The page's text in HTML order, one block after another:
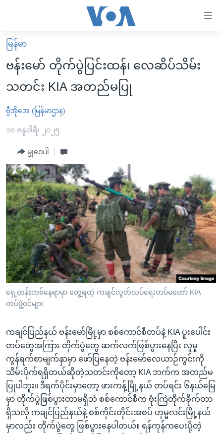
လွယ်ကူ
စေ
များ
ပင်မ
ကျော်
ကြည့်
ရန်
ပင်မ
အ
ညွန်း
စာမျက်နှာ
သို့
ကျော်
ကြည့်
ရန်
ရန်
နေရာ
သို့
ကျော်
ရန်
မူလစာမျက်နှာ
မြန်မာ
ကမ္ဘာ့သတင်းများ
နိုင်ငံတကာ
အမေရိကန်
အစ္စရေး-ပါလက်စတိုင်း
ဗွီဒီယို
သတင်းလွတ်လပ်ခွင့်
အင်္ဂလိပ်စာလေ့လာမယ်
အမေရိကန်သုံးအီဒီယံ
မကြေးမုံရဲ့ အင်္ဂလိပ်စာ
ရုပ်ရှင်ထဲက အင်္ဂလိပ်စာ
သုတပဒေသာ အင်္ဂလိပ်စာ
အပတ်စဉ်ကဏ္ဍများ
ရေဒီယို
တီဗွီ
ရေဒီယိုနှင့်ရုပ်သံ အချက်အလက်များ
ရေဒီယို/တီဗွီအစီအစဉ်
Learning English
ဗွီအိုအေ လူမှုကွန်ယက်များ
မြန်မာ
ဗန်းမော် တိုက်ပွဲပြင်းထန်၊ လေဆိပ်သိမ်း
သတင်း KIA အတည်မပြု
ဗွီအိုအေ (မြန်မာဌာန)
၁၀ ဇန္နဝါရီ၊ ၂၀၂၅
မျှဝေပါ
ရှေ့တန်းတစ်နေရာမှာ တွေ့ရတဲ့ ကချင်လွတ်လပ်ရေးတပ်မတော် KIA
တပ်ဖွဲ့ဝင်များ
ကချင်ပြည်နယ် ဗန်းမော်မြို့မှာ စစ်ကောင်စီတပ်နဲ့ KIA ပူးပေါင်း
တပ်တွေအကြား တိုက်ပွဲတွေ ဆက်လက်ဖြစ်ပွားနေပြီး လူမှု
ကွန်ရက်စာမျက်နှာမှာ ဖော်ပြနေတဲ့ ဗန်းမော်လေယာဉ်ကွင်းကို
သိမ်းပိုက်ရရှိတယ်ဆိုတဲ့သတင်းကိုတော့ KIA ဘက်က အတည်မ
ပြုပါဘူး။ ဒီရက်ပိုင်းမှာတော့ ဖားကန့်မြို့နယ် တပ်ရင်း ၆နယ်မြေ
မှာ တိုက်ပွဲဖြစ်ပွားတာမရှိဘဲ စစ်ကောင်စီက ဗုံးကြဲတိုက်ခိုက်တာ
ရှိသလို ကချင်ပြည်နယ်နဲ့ စစ်ကိုင်းတိုင်းအစပ် ဟုမ္မလင်းမြို့နယ်
မှာလည်း တိုက်ပွဲတွေ ဖြစ်ပွားနေပါတယ်။ ရန်ကုန်ကပေးပို့တဲ့